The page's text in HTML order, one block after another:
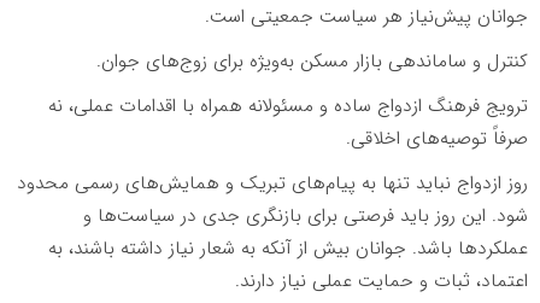
جوانان پیش‌نیاز هر سیاست جمعیتی است.
کنترل و ساماندهی بازار مسکن به‌ویژه برای زوج‌های جوان.
ترویج فرهنگ ازدواج ساده و مسئولانه همراه با اقدامات عملی، نه
صرفاً توصیه‌های اخلاقی.
روز ازدواج نباید تنها به پیام‌های تبریک و همایش‌های رسمی محدود
شود. این روز باید فرصتی برای بازنگری جدی در سیاست‌ها و
عملکردها باشد. جوانان بیش از آنکه به شعار نیاز داشته باشند، به
اعتماد، ثبات و حمایت عملی نیاز دارند.